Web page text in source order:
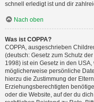
schnell erledigt ist und dir
Nach oben
Was ist COPPA?
COPPA, ausgeschrieben
(deutsch: Gesetz zum Schutz
1998) ist ein Gesetz in den
möglicherweise persönliche
hierzu die Zustimmung der
Erziehungsberechtigten
oder die Website, auf der du